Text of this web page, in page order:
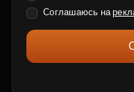
Соглашаюсь на